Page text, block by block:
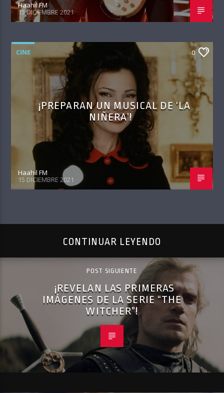
Haahil FM
15 DICIEMBRE 2021
CINE 0
¡PREPARAN UN MUSICAL DE ‘LA
NIÑERA’!
Haahil FM
15 DICIEMBRE 2021
CONTINUAR LEYENDO
POST SIGUIENTE
¡REVELAN LAS PRIMERAS
IMÁGENES DE LA SERIE “THE
WITCHER”!